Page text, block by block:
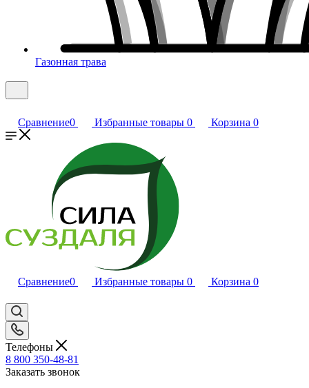
Газонная трава
Сравнение0 Избранные товары 0 Корзина 0
Сравнение0 Избранные товары 0 Корзина 0
Телефоны
8 800 350-48-81
Заказать звонок